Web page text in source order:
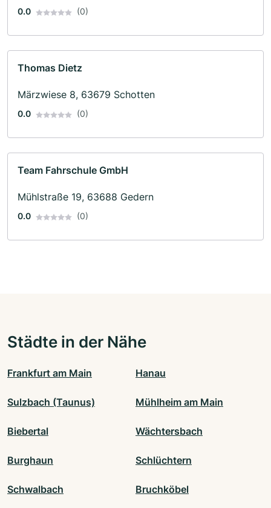
0.0 (0)
Thomas Dietz
Märzwiese 8, 63679 Schotten
0.0 (0)
Team Fahrschule GmbH
Mühlstraße 19, 63688 Gedern
0.0 (0)
Städte in der Nähe
Frankfurt am Main Hanau
Sulzbach (Taunus) Mühlheim am Main
Biebertal Wächtersbach
Burghaun Schlüchtern
Schwalbach Bruchköbel